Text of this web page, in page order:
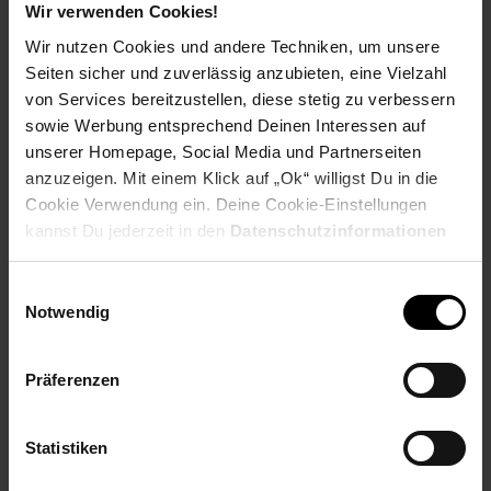
Wir verwenden Cookies!
Wir nutzen Cookies und andere Techniken, um unsere
Seiten sicher und zuverlässig anzubieten, eine Vielzahl
von Services bereitzustellen, diese stetig zu verbessern
sowie Werbung entsprechend Deinen Interessen auf
unserer Homepage, Social Media und Partnerseiten
anzuzeigen. Mit einem Klick auf „Ok“ willigst Du in die
Cookie Verwendung ein. Deine Cookie-Einstellungen
kannst Du jederzeit in den Datenschutzinformationen
ändern bzw. widerrufen.
Notwendig
Präferenzen
Statistiken
Bewerben per Formular
Folge uns auf Social Media!
Hinweis: Aus Gründen der leichteren Lesbarkeit verwenden